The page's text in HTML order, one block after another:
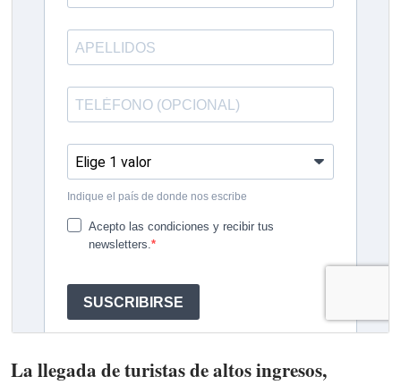
La llegada de turistas de altos ingresos,